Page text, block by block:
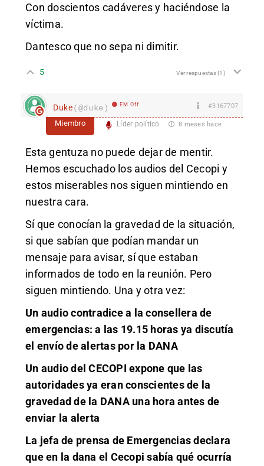
Con doscientos cadáveres y haciéndose la
víctima.
Dantesco que no sepa ni dimitir.
5 Ver respuestas(1)
Duke(@duke) EM Off #3167707
Miembro Líder político 8 meses hace
Esta gentuza no puede dejar de mentir.
Hemos escuchado los audios del Cecopi y
estos miserables nos siguen mintiendo en
nuestra cara.
Sí que conocían la gravedad de la situación,
si que sabían que podían mandar un
mensaje para avisar, sí que estaban
informados de todo en la reunión. Pero
siguen mintiendo. Una y otra vez:
Un audio contradice a la consellera de
emergencias: a las 19.15 horas ya discutía
el envío de alertas por la DANA
Un audio del CECOPI expone que las
autoridades ya eran conscientes de la
gravedad de la DANA una hora antes de
enviar la alerta
La jefa de prensa de Emergencias declara
que en la dana el Cecopi sabía qué ocurría